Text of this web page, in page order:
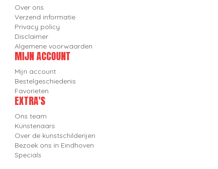
Over ons
Verzend informatie
Privacy policy
Disclaimer
Algemene voorwaarden
MIJN ACCOUNT
Mijn account
Bestelgeschiedenis
Favorieten
EXTRA'S
Ons team
Kunstenaars
Over de kunstschilderijen
Bezoek ons in Eindhoven
Specials